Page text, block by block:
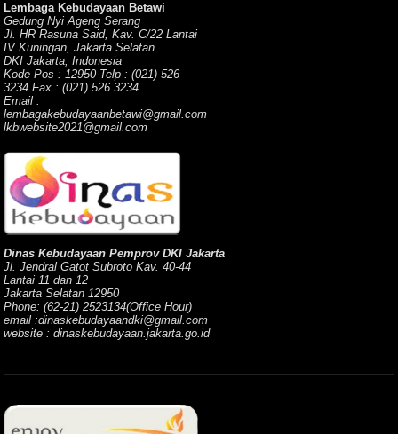
Lembaga Kebudayaan Betawi
Gedung Nyi Ageng Serang
Jl. HR Rasuna Said, Kav. C/22 Lantai
IV Kuningan, Jakarta Selatan
DKI Jakarta, Indonesia
Kode Pos : 12950 Telp : (021) 526
3234 Fax : (021) 526 3234
Email :
lembagakebudayaanbetawi@gmail.com
lkbwebsite2021@gmail.com
Dinas Kebudayaan Pemprov DKI Jakarta
Jl. Jendral Gatot Subroto Kav. 40-44
Lantai 11 dan 12
Jakarta Selatan 12950
Phone: (62-21) 2523134(Office Hour)
email :dinaskebudayaandki@gmail.com
website : dinaskebudayaan.jakarta.go.id